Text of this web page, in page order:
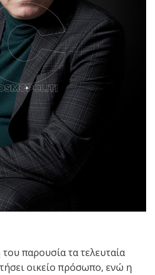
παρουσία τα τελευταία
οικείο πρόσωπο, ενώ η